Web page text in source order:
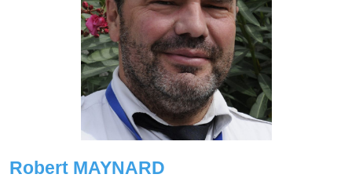
Robert MAYNARD